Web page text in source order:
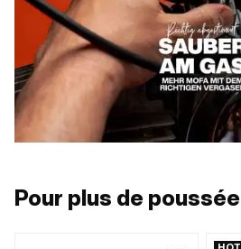
Pour plus de poussée